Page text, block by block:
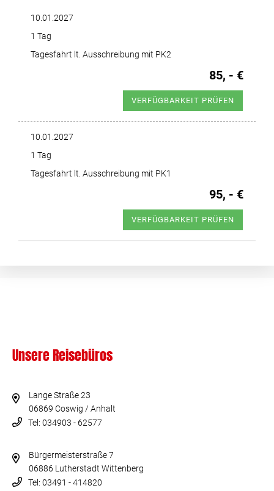
10.01.2027
1 Tag
Tagesfahrt lt. Ausschreibung mit PK2
85, - €
VERFÜGBARKEIT PRÜFEN
10.01.2027
1 Tag
Tagesfahrt lt. Ausschreibung mit PK1
95, - €
VERFÜGBARKEIT PRÜFEN
Unsere Reisebüros
Lange Straße 23
06869 Coswig / Anhalt
Tel: 034903 - 62577
Bürgermeisterstraße 7
06886 Lutherstadt Wittenberg
Tel: 03491 - 414820